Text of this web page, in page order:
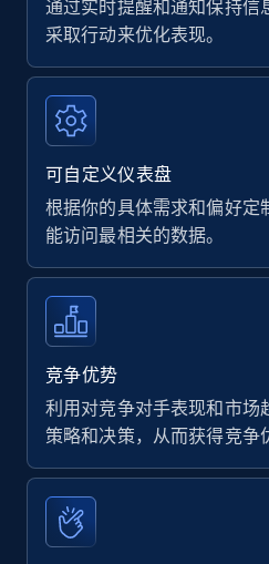
通过实时提醒和通知保持信
采取行动来优化表现。
可自定义仪表盘
根据你的具体需求和偏好定
能访问最相关的数据。
竞争优势
利用对竞争对手表现和市场
策略和决策，从而获得竞争